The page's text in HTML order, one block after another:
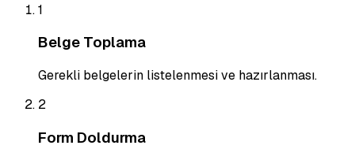
1
Belge Toplama
Gerekli belgelerin listelenmesi ve hazırlanması.
2
Form Doldurma